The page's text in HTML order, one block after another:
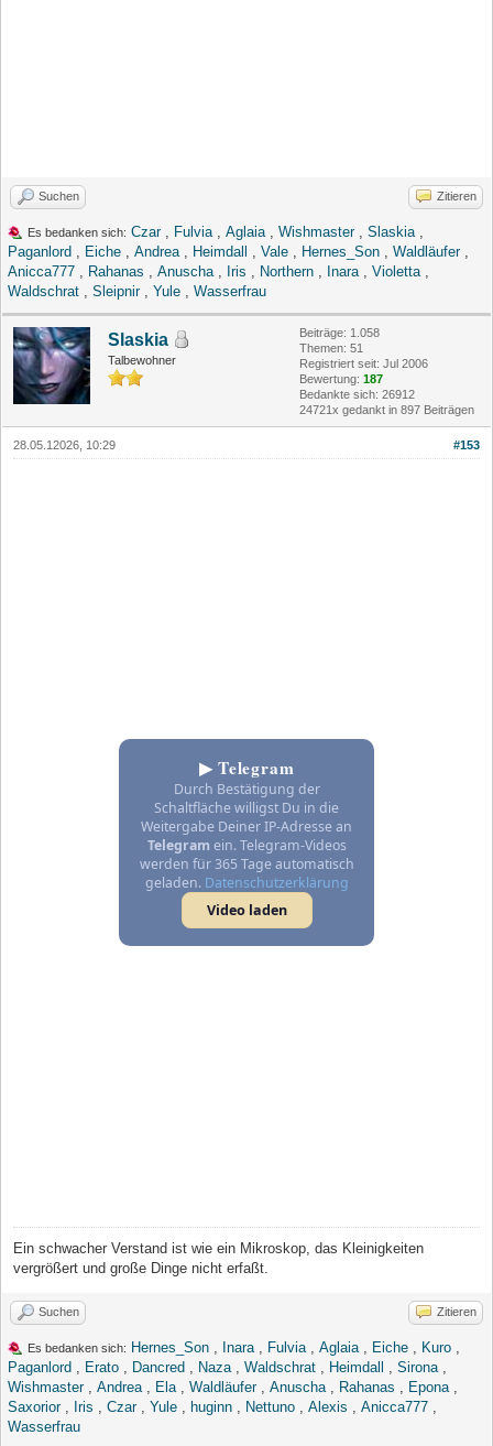
Suchen Zitieren
Es bedanken sich: Czar, Fulvia Aglaia Wishmaster, Slaskia
Paganlord
Eiche Andrea Heimdall Vale Hernes_Son Waldläufer,
Anicca777
Rahanas Anuscha Iris Northern Inara Violetta
Waldschrat
Sleipnir, Yule Wasserfrau
Slaskia
Talbewohner
Beiträge: 1.058
Themen: 51
Registriert seit: Jul 2006
Bewertung: 187
Bedankte sich: 26912
24721x gedankt in 897 Beiträgen
#153
28.05.12026, 10:29
▶ Telegram
Durch Bestätigung der
Schaltfläche willigst Du in die
Weitergabe Deiner IP-Adresse an
Telegram ein. Telegram-Videos
werden für 365 Tage automatisch
geladen. Datenschutzerklärung
Video laden
Ein schwacher Verstand ist wie ein Mikroskop, das Kleinigkeiten
vergrößert und große Dinge nicht erfaßt.
Suchen Zitieren
Es bedanken sich: Hernes_Son Inara Fulvia Aglaia Eiche Kuro
Paganlord
Erato Dancred Naza Waldschrat Heimdall Sirona
Wishmaster, Andrea Ela Waldläufer, Anuscha Rahanas Epona
Saxorior, Iris Czar, Yule huginn Nettuno Alexis Anicca777
Wasserfrau